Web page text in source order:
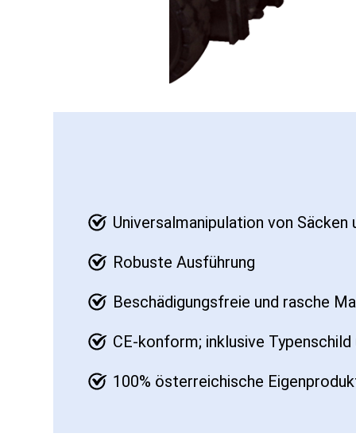
Universalmanipulation von Säcken
Robuste Ausführung
Beschädigungsfreie und rasche
CE-konform; inklusive
100% österreichische